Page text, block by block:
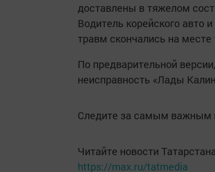
доставлены в тяжелом
Водитель корейского
травм скончались на месте
По предварительной
неисправность «Лады
Следите за самым важным
Читайте новости
https://max.ru/tatmedia